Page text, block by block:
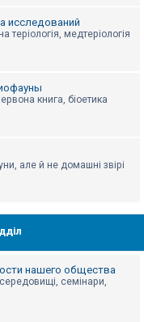
исследований
медтеріологія
книга, біоетика
але й не домашні звірі
нашего общества
середовищі, семінари,